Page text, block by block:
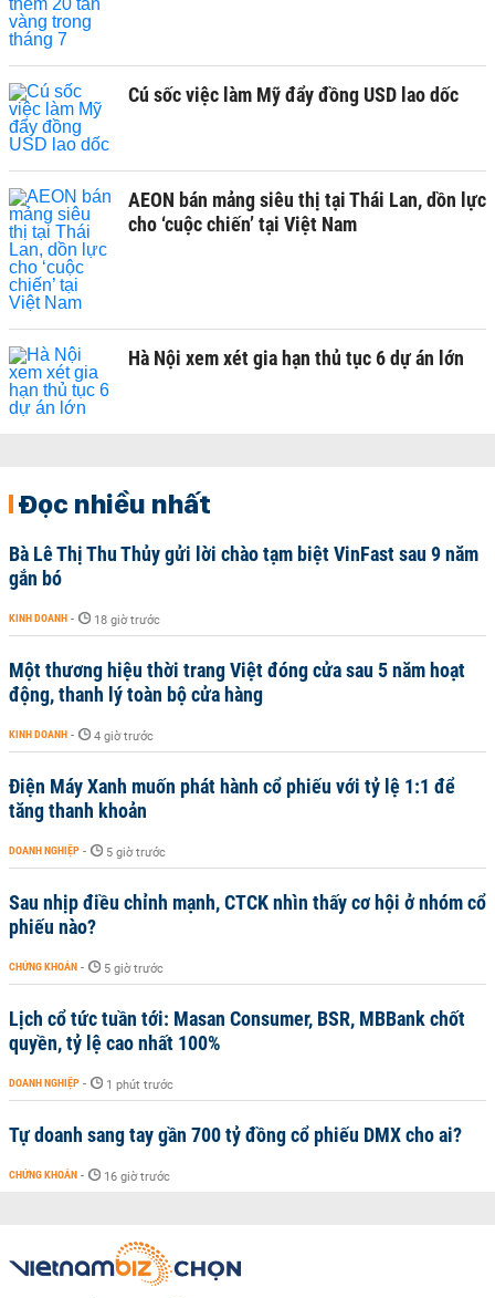
Cú sốc việc làm Mỹ đẩy đồng USD lao dốc
AEON bán mảng siêu thị tại Thái Lan, dồn lực
cho ‘cuộc chiến’ tại Việt Nam
Hà Nội xem xét gia hạn thủ tục 6 dự án lớn
Đọc nhiều nhất
Bà Lê Thị Thu Thủy gửi lời chào tạm biệt VinFast sau 9 năm
gắn bó
KINH DOANH - 18 giờ trước
Một thương hiệu thời trang Việt đóng cửa sau 5 năm hoạt
động, thanh lý toàn bộ cửa hàng
KINH DOANH - 4 giờ trước
Điện Máy Xanh muốn phát hành cổ phiếu với tỷ lệ 1:1 để
tăng thanh khoản
DOANH NGHIỆP - 5 giờ trước
Sau nhịp điều chỉnh mạnh, CTCK nhìn thấy cơ hội ở nhóm cổ
phiếu nào?
CHỨNG KHOÁN - 5 giờ trước
Lịch cổ tức tuần tới: Masan Consumer, BSR, MBBank chốt
quyền, tỷ lệ cao nhất 100%
DOANH NGHIỆP - 1 phút trước
Tự doanh sang tay gần 700 tỷ đồng cổ phiếu DMX cho ai?
CHỨNG KHOÁN - 16 giờ trước